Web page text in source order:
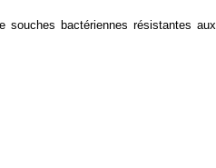
bactériennes résistantes